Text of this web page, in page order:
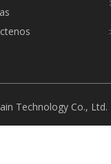
Technology Co.,